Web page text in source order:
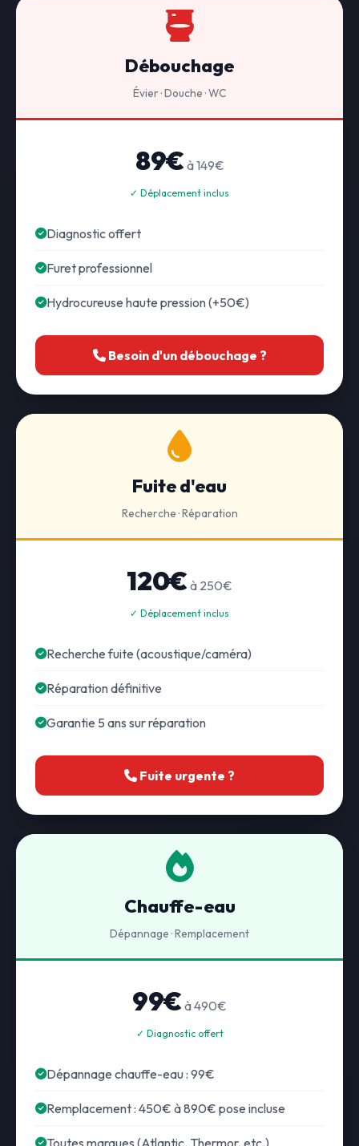
Débouchage
Évier · Douche · WC
89€ à 149€
✓ Déplacement inclus
Diagnostic offert
Furet professionnel
Hydrocureuse haute pression (+50€)
Besoin d'un débouchage ?
Fuite d'eau
Recherche · Réparation
120€ à 250€
✓ Déplacement inclus
Recherche fuite (acoustique/caméra)
Réparation définitive
Garantie 5 ans sur réparation
Fuite urgente ?
Chauffe-eau
Dépannage · Remplacement
99€ à 490€
✓ Diagnostic offert
Dépannage chauffe-eau : 99€
Remplacement : 450€ à 890€ pose incluse
Toutes marques (Atlantic, Thermor, etc.)